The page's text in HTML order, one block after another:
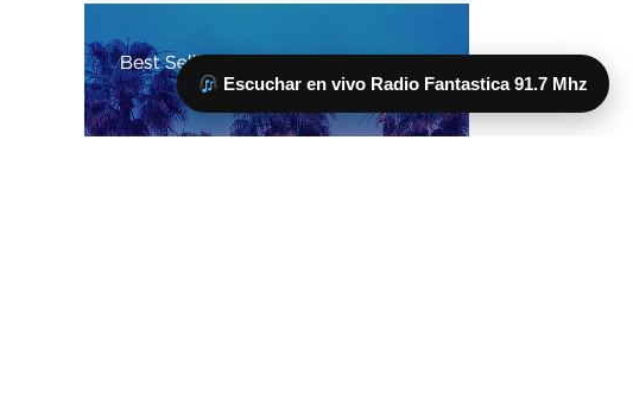
Escuchar en vivo Radio Fantastica 91.7 Mhz